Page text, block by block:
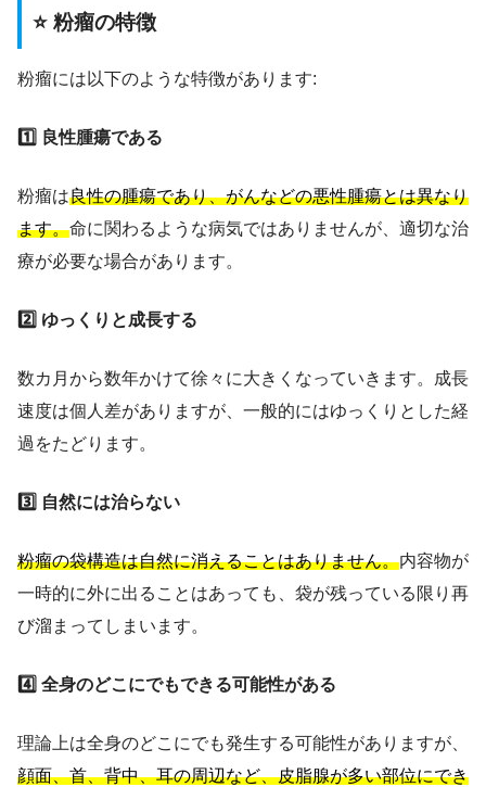
⭐ 粉瘤の特徴
粉瘤には以下のような特徴があります:
1️⃣ 良性腫瘍である
粉瘤は良性の腫瘍であり、がんなどの悪性腫瘍とは異なり
ます。命に関わるような病気ではありませんが、適切な治
療が必要な場合があります。
2️⃣ ゆっくりと成長する
数カ月から数年かけて徐々に大きくなっていきます。成長
速度は個人差がありますが、一般的にはゆっくりとした経
過をたどります。
3️⃣ 自然には治らない
粉瘤の袋構造は自然に消えることはありません。内容物が
一時的に外に出ることはあっても、袋が残っている限り再
び溜まってしまいます。
4️⃣ 全身のどこにでもできる可能性がある
理論上は全身のどこにでも発生する可能性がありますが、
顔面、首、背中、耳の周辺など、皮脂腺が多い部位にでき